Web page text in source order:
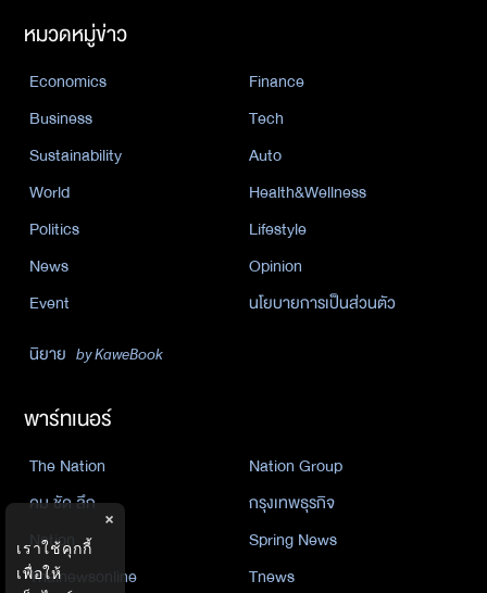
หมวดหมู่ข่าว
Economics
Finance
Business
Tech
Sustainability
Auto
World
Health&Wellness
Politics
Lifestyle
News
Opinion
Event
นโยบายการเป็นส่วนตัว
นิยาย by KaweBook
พาร์ทเนอร์
The Nation
Nation Group
คม ชัด ลึก
กรุงเทพธุรกิจ
Nation
Spring News
Thainewsonline
Tnews
×
เราใช้คุกกี้
เพื่อให้